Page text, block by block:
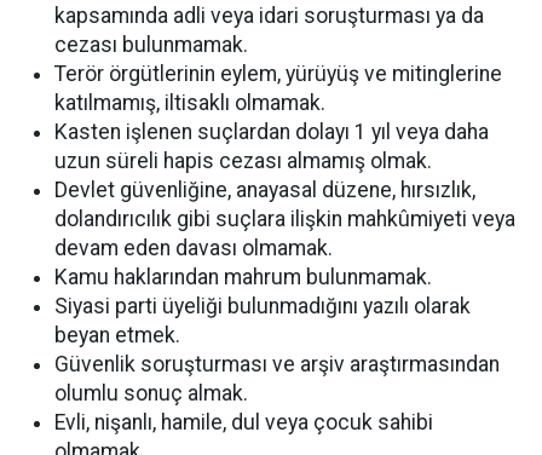
kapsamında adli veya idari soruşturması ya da
cezası bulunmamak.
Terör örgütlerinin eylem, yürüyüş ve mitinglerine
katılmamış, iltisaklı olmamak.
Kasten işlenen suçlardan dolayı 1 yıl veya daha
uzun süreli hapis cezası almamış olmak.
Devlet güvenliğine, anayasal düzene, hırsızlık,
dolandırıcılık gibi suçlara ilişkin mahkûmiyeti veya
devam eden davası olmamak.
Kamu haklarından mahrum bulunmamak.
Siyasi parti üyeliği bulunmadığını yazılı olarak
beyan etmek.
Güvenlik soruşturması ve arşiv araştırmasından
olumlu sonuç almak.
Evli, nişanlı, hamile, dul veya çocuk sahibi